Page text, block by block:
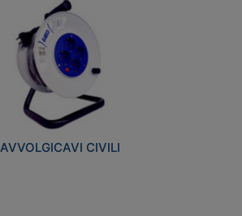
AVVOLGICAVI CIVILI